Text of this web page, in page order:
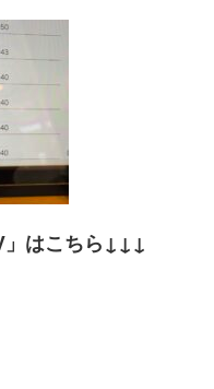
」はこちら↓↓↓